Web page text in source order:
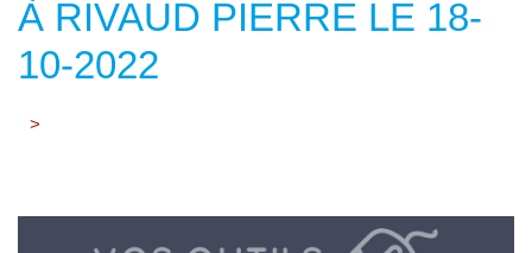
À RIVAUD PIERRE LE 18-
10-2022
>